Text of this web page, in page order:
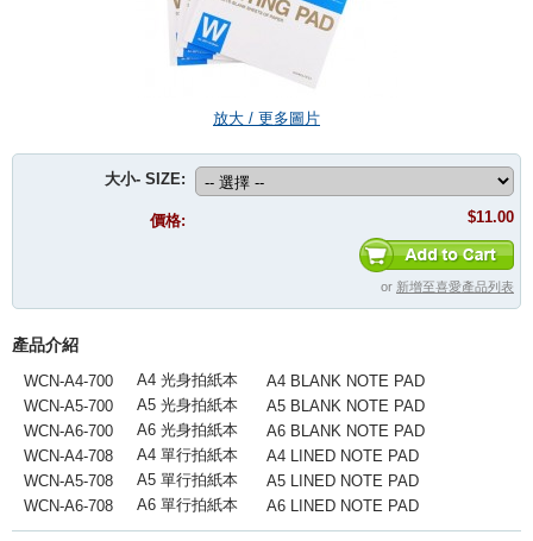
放大 / 更多圖片
大小- SIZE:
價格: $11.00
or 新增至喜愛產品列表
產品介紹
WCN-A4-700 A4 光身拍紙本
A4 BLANK NOTE PAD
WCN-A5-700
A5 光身拍紙本
A5 BLANK NOTE PAD
WCN-A6-700
A6 光身拍紙本
A6 BLANK NOTE PAD
WCN-A4-708
A4 單行拍紙本
A4 LINED NOTE PAD
WCN-A5-708
A5 單行拍紙本
A5 LINED NOTE PAD
WCN-A6-708
A6 單行拍紙本 A6 LINED NOTE PAD